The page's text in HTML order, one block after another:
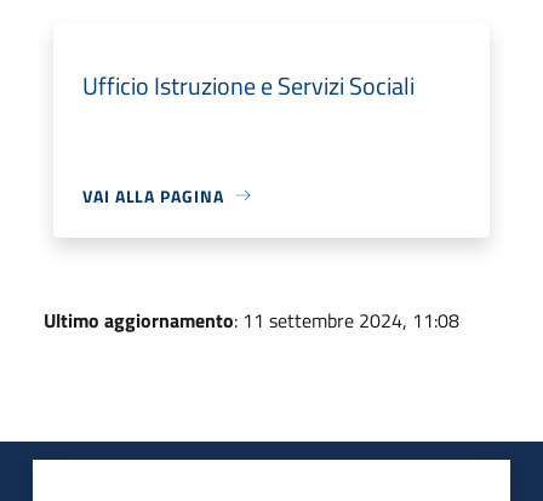
Ufficio Istruzione e Servizi Sociali
VAI ALLA PAGINA
Ultimo aggiornamento: 11 settembre 2024, 11:08